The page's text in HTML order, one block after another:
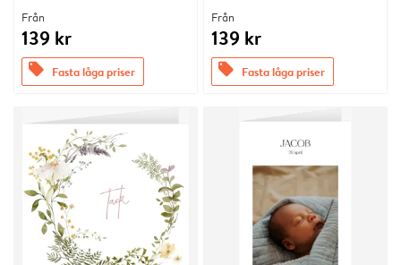
Från
139 kr
offers Fasta låga priser
Från
139 kr
offers Fasta låga priser